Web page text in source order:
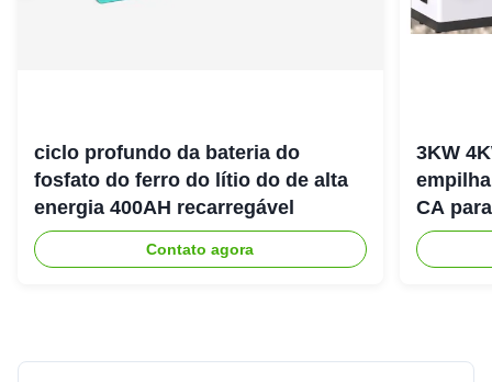
ciclo profundo da bateria do
fosfato do ferro do lítio do de alta
energia 400AH recarregável
Contato agora
3KW
CA